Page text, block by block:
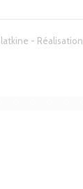
- Réalisation